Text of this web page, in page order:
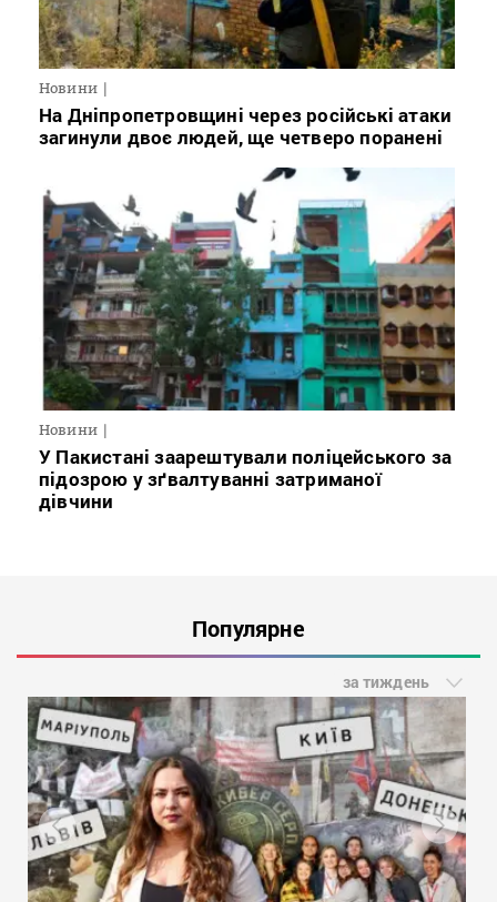
Новини
На Дніпропетровщині через російські атаки
загинули двоє людей, ще четверо поранені
Новини
У Пакистані заарештували поліцейського за
підозрою у зґвалтуванні затриманої
дівчини
Популярне
за тиждень